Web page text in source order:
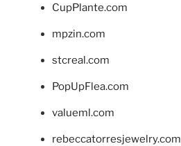
CupPlante.com
mpzin.com
stcreal.com
PopUpFlea.com
valueml.com
rebeccatorresjewelry.com